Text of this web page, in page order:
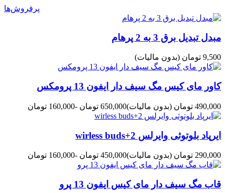
پرفروش‌ها
مبدل تبدیل برق 3 به 2 پرهام
9,500 تومان (بدون مالیات)
کاور مای کیس مگ سیف دار ایفون 13 پرومکس
490,000 تومان (بدون مالیات)650,000 تومان -160,000 تومان
ایرپاد بلوتوثی وایرلس wirless buds+2
290,000 تومان (بدون مالیات)450,000 تومان -160,000 تومان
قاب مگ سیف دار مای کیس ایفون 13 پرو